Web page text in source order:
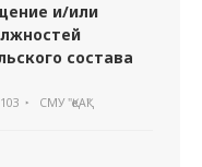
и/или
состава
СМУ "ҚеАҚ"